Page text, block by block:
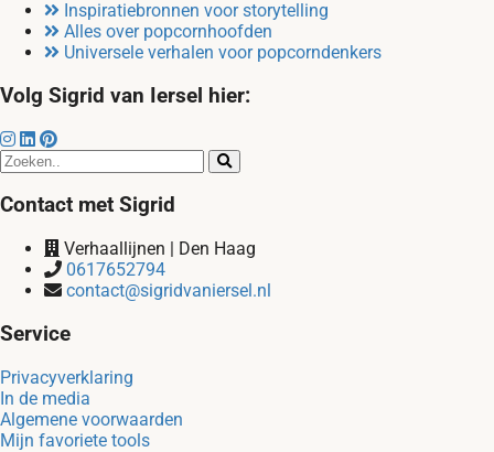
Inspiratiebronnen voor storytelling
Alles over popcornhoofden
Universele verhalen voor popcorndenkers
Volg Sigrid van Iersel hier:
Contact met Sigrid
Verhaallijnen | Den Haag
0617652794
contact@sigridvaniersel.nl
Service
Privacyverklaring
In de media
Algemene voorwaarden
Mijn favoriete tools